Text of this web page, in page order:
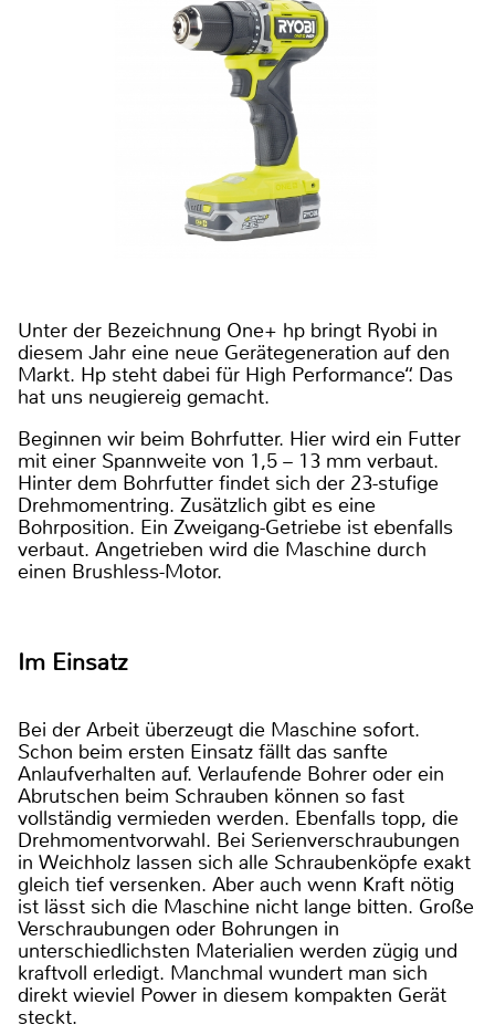
Unter der Bezeichnung One+ hp bringt Ryobi in
diesem Jahr eine neue Gerätegeneration auf den
Markt. Hp steht dabei für High Performance“. Das
hat uns neugiereig gemacht.
Beginnen wir beim Bohrfutter. Hier wird ein Futter
mit einer Spannweite von 1,5 – 13 mm verbaut.
Hinter dem Bohrfutter findet sich der 23-stufige
Drehmomentring. Zusätzlich gibt es eine
Bohrposition. Ein Zweigang-Getriebe ist ebenfalls
verbaut. Angetrieben wird die Maschine durch
einen Brushless-Motor.
Im Einsatz
Bei der Arbeit überzeugt die Maschine sofort.
Schon beim ersten Einsatz fällt das sanfte
Anlaufverhalten auf. Verlaufende Bohrer oder ein
Abrutschen beim Schrauben können so fast
vollständig vermieden werden. Ebenfalls topp, die
Drehmomentvorwahl. Bei Serienverschraubungen
in Weichholz lassen sich alle Schraubenköpfe exakt
gleich tief versenken. Aber auch wenn Kraft nötig
ist lässt sich die Maschine nicht lange bitten. Große
Verschraubungen oder Bohrungen in
unterschiedlichsten Materialien werden zügig und
kraftvoll erledigt. Manchmal wundert man sich
direkt wieviel Power in diesem kompakten Gerät
steckt.